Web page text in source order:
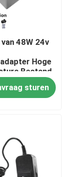
48W 24v
Hoge
Bestand
sturen